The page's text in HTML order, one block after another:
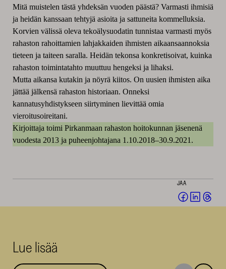
Mitä muistelen tästä yhdeksän vuoden päästä? Varmasti ihmisiä
ja heidän kanssaan tehtyjä asioita ja sattuneita kommelluksia.
Korvien välissä oleva tekoälysuodatin tunnistaa varmasti myös
rahaston rahoittamien lahjakkaiden ihmisten aikaansaannoksia
tieteen ja taiteen saralla. Heidän tekonsa konkretisoivat, kuinka
rahaston toimintatahto muuttuu hengeksi ja lihaksi.
Mutta aikansa kutakin ja nöyrä kiitos. On uusien ihmisten aika
jättää jälkensä rahaston historiaan. Onneksi
kannatusyhdistykseen siirtyminen lievittää omia
vieroitusoireitani.
Kirjoittaja toimi Pirkanmaan rahaston hoitokunnan jäsenenä
vuodesta 2013 ja puheenjohtajana 1.10.2018–30.9.2021.
JAA
Jaa Jaa
Lue lisää